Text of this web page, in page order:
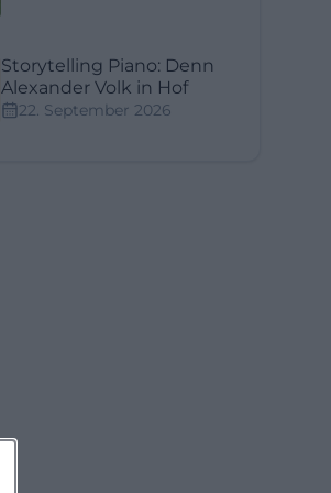
Storytelling Piano: Dennis
Alexander Volk in Hof
22. September 2026